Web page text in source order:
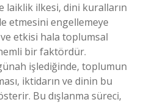
laiklik ilkesi, dini kuralların
etmesini engellemeye
ve etkisi hala toplumsal
bir faktördür.
işlediğinde, toplumun
iktidarın ve dinin bu
Bu dışlanma süreci,